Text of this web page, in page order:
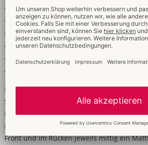
Inklusive Soft-Handfesseln
Fesselringe vorne & hinten am Shirt
Coole Details im Mattlook
Fesseln mit Karabinerketten
Softe Klett-Fesseln verstellbar
Netzshirt mit fesselndem Extra!
Schwarzes, ärmelloses Shirt von
inklusive Soft-Handfesseln. Shirt aus
mit Details im Mattlook und silberfarbenen
Front und im Rücken jeweils mittig ein